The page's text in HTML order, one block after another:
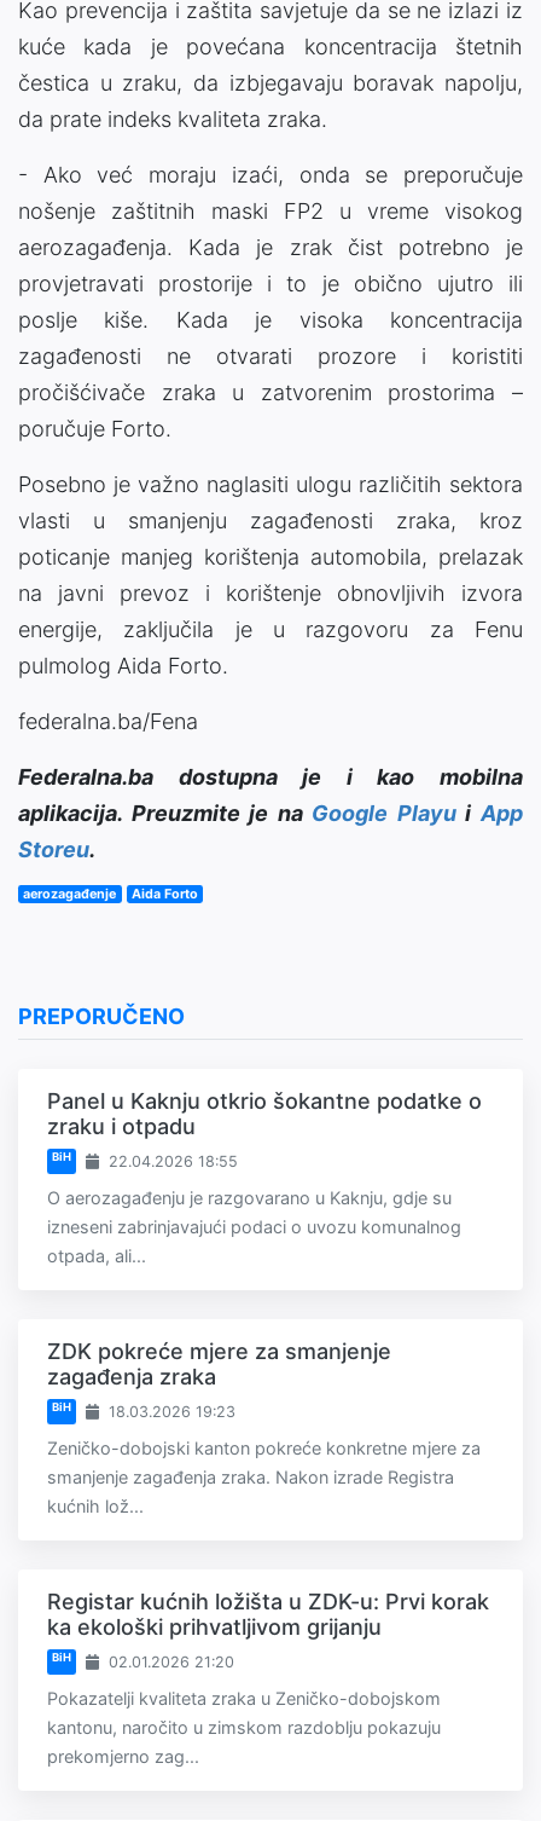
Kao prevencija i zaštita savjetuje da se ne izlazi iz
kuće kada je povećana koncentracija štetnih
čestica u zraku, da izbjegavaju boravak napolju,
da prate indeks kvaliteta zraka.
- Ako već moraju izaći, onda se preporučuje
nošenje zaštitnih maski FP2 u vreme visokog
aerozagađenja. Kada je zrak čist potrebno je
provjetravati prostorije i to je obično ujutro ili
poslje kiše. Kada je visoka koncentracija
zagađenosti ne otvarati prozore i koristiti
pročišćivače zraka u zatvorenim prostorima –
poručuje Forto.
Posebno je važno naglasiti ulogu različitih sektora
vlasti u smanjenju zagađenosti zraka, kroz
poticanje manjeg korištenja automobila, prelazak
na javni prevoz i korištenje obnovljivih izvora
energije, zaključila je u razgovoru za Fenu
pulmolog Aida Forto.
federalna.ba/Fena
Federalna.ba dostupna je i kao mobilna
aplikacija. Preuzmite je na Google PlayuiApp
Storeu.
aerozagađenje Aida Forto
PREPORUČENO
Panel u Kaknju otkrio šokantne podatke o
zraku i otpadu
BiH 22.04.2026 18:55
O aerozagađenju je razgovarano u Kaknju, gdje su
izneseni zabrinjavajući podaci o uvozu komunalnog
otpada, ali...
ZDK pokreće mjere za smanjenje
zagađenja zraka
BiH 18.03.2026 19:23
Zeničko-dobojski kanton pokreće konkretne mjere za
smanjenje zagađenja zraka. Nakon izrade Registra
kućnih lož...
Registar kućnih ložišta u ZDK-u: Prvi korak
ka ekološki prihvatljivom grijanju
BiH 02.01.2026 21:20
Pokazatelji kvaliteta zraka u Zeničko-dobojskom
kantonu, naročito u zimskom razdoblju pokazuju
prekomjerno zag...